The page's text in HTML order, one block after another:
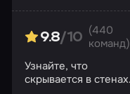
9.8/10
(440
команд)
Узнайте, что
скрывается в стенах